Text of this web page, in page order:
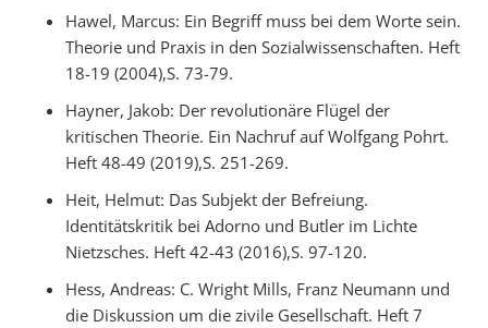
Hawel, Marcus: Ein Begriff muss bei dem Worte sein.
Theorie und Praxis in den Sozialwissenschaften. Heft
18-19 (2004),S. 73-79.
Hayner, Jakob: Der revolutionäre Flügel der
kritischen Theorie. Ein Nachruf auf Wolfgang Pohrt.
Heft 48-49 (2019),S. 251-269.
Heit, Helmut: Das Subjekt der Befreiung.
Identitätskritik bei Adorno und Butler im Lichte
Nietzsches. Heft 42-43 (2016),S. 97-120.
Hess, Andreas: C. Wright Mills, Franz Neumann und
die Diskussion um die zivile Gesellschaft. Heft 7